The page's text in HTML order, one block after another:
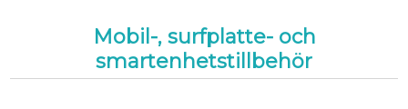
Mobil-, surfplatte- och
smartenhetstillbehör